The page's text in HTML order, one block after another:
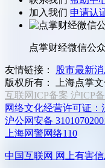
加入我们 申请认
点掌财经微信公
友情链接： 股市最新消
版权所有：
上海点掌
互联网ICP备案 沪ICP备
网络文化经营许可证：
沪公网安备
上海网警网络110
中国互联网 网上有害